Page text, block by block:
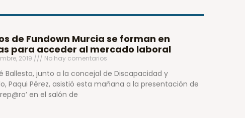
de Fundown Murcia se forman en
para acceder al mercado laboral
2019 No hay comentarios
Ballesta, junto a la concejal de Discapacidad y
Paqui Pérez, asistió esta mañana a la presentación de
en el salón de